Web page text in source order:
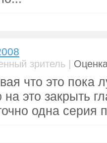
зритель |
что это пока
это закрыть
одна серия